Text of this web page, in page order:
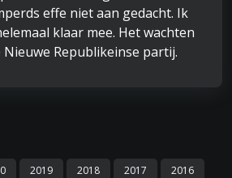
effe niet aan gedacht. Ik
klaar mee. Het wachten
Nieuwe Republikeinse partij.
2019 2018 2017
2016